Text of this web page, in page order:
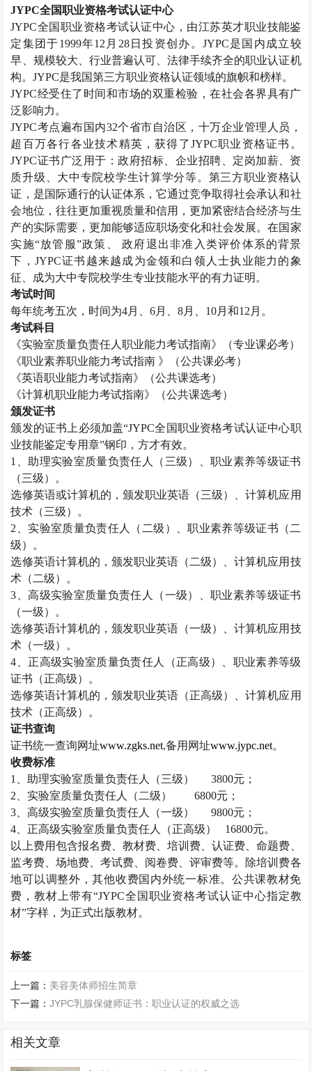
JYPC全国职业资格考试认证中心
JYPC全国职业资格考试认证中心，由江苏英才职业技能鉴
定集团于1999年12 月 28日投资创办。 JYPC是国内成立较
早、规模较大、行业普遍认可、法律手续齐全的职业认证机
构。JYPC是我国第三方职业资格认证领域的旗帜和榜样。
JYPC经受住了时间和市场的双重检验，在社会各界具有广
泛影响力。
JYPC考点遍布国内32个省市自治区，十万企业管理人员，
超百万各行各业技术精英，获得了JYPC职业资格证书。
JYPC证书广泛用于：政府招标、企业招聘、定岗加薪、资
质升级、大中专院校学生计算学分等。第三方职业资格认
证，是国际通行的认证体系，它通过竞争取得社会承认和社
会地位，往往更加重视质量和信用，更加紧密结合经济与生
产的实际需要，更加能够适应职场变化和社会发展。在国家
实施“放管服”政策、 政府退出非准入类评价体系的背景
下， JYPC证书越来越成为金领和白领人士执业能力的象
征、成为大中专院校学生专业技能水平的有力证明。
考试时间
每年统考五次，时间为4月、6月、8月、 10月和12 月。
考试科目
《实验室质量负责任人职业能力考试指南》（专业课必考）
《职业素养职业能力考试指南 》（公共课必考）
《英语职业能力考试指南》（公共课选考）
《计算机职业能力考试指南》（公共课选考）
颁发证书
颁发的证书上必须加盖“JYPC全国职业资格考试认证中心职
业技能鉴定专用章”钢印，方才有效。
1
、助理实验室质量负责任人（三级）、职业素养等级证书
（三级）。
选修英语或计算机的，颁发职业英语（三级）、计算机应用
技术（三级）。
2 、实验室质量负责任人（二级）、职业素养等级证书（二
级）。
选修英语计算机的，颁发职业英语（二级）、计算机应用技
术（二级）。
3 、高级实验室质量负责任人（一级）、职业素养等级证书
（一级）。
选修英语计算机的，颁发职业英语（一级）、计算机应用技
术（一级）。
4 、正高级实验室质量负责任人（正高级）、职业素养等级
证书（正高级）。
选修英语计算机的，颁发职业英语（正高级）、计算机应用
技术（正高级）。
证书查询
证书统一查询网址www.zgks.net,备用网址www.jypc.net。
收费标准
1
、助理实验室质量负责任人（三级） 3800元；
2 、实验室质量负责任人（二级） 6800元；
3 、高级实验室质量负责任人（一级） 9800元；
4 、正高级实验室质量负责任人（正高级） 16800元。
以上费用包含报名费、教材费、培训费、认证费、命题费、
监考费、场地费、考试费、阅卷费、评审费等。除培训费各
地可以调整外，其他收费国内外统一标准。公共课教材免
费，教材上带有“JYPC全国职业资格考试认证中心指定教
材”字样，为正式出版教材。
标签
上一篇： 美容美体师招生简章
下一篇：JYPC乳腺保健师证书：职业认证的权威之选
相关文章